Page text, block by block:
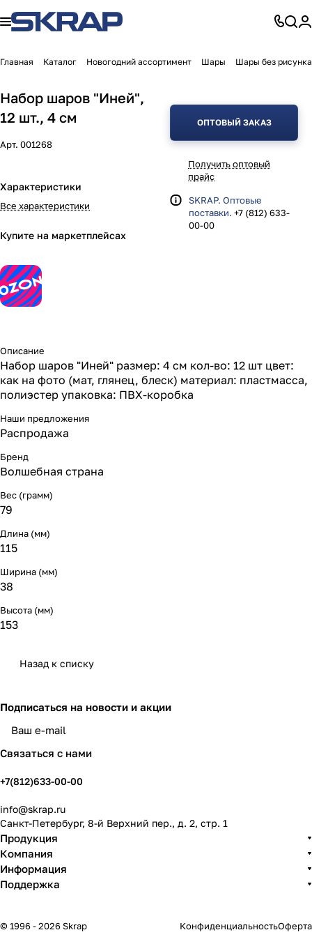
Главная Каталог Новогодний ассортимент Шары Шары без рисунка
Набор шаров "Иней",
12 шт., 4 см
Арт. 001268
Характеристики
Все характеристики
Купите на маркетплейсах
ОПТОВЫЙ ЗАКАЗ
Получить оптовый
прайс
SKRAP. Оптовые
поставки. +7 (812) 633-
00-00
Описание
Набор шаров "Иней" размер: 4 см кол-во: 12 шт цвет:
как на фото (мат, глянец, блеск) материал: пластмасса,
полиэстер упаковка: ПВХ-коробка
Наши предложения
Распродажа
Бренд
Волшебная страна
Вес (грамм)
79
Длина (мм)
115
Ширина (мм)
38
Высота (мм)
153
Назад к списку
Подписаться на новости и акции
Связаться с нами
+7(812)633-00-00
info@skrap.ru
Санкт-Петербург, 8-й Верхний пер., д. 2, стр. 1
Продукция
Компания
Информация
Поддержка
© 1996 - 2026 Skrap КонфиденциальностьОферта